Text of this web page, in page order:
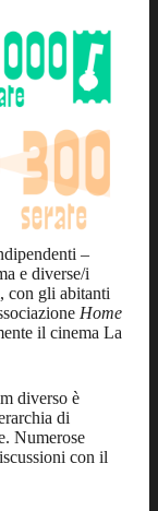
–
e diverse/i
con gli abitanti
Home
il cinema La
diverso è
di
Numerose
con il